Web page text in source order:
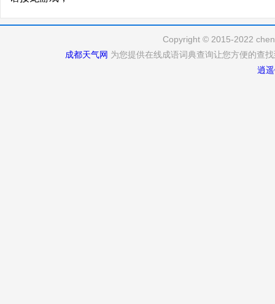
Copyright © 2015-2022
成都天气网 为您提供在线成语词典查询让您方便的查
逍